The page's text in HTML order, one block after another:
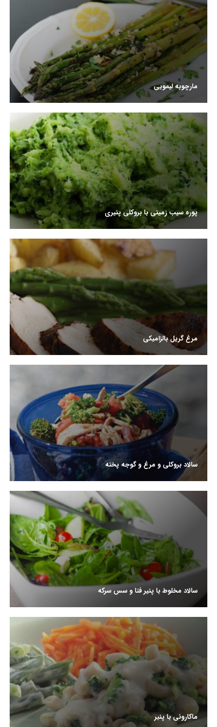
مارچوبه لیمویی
پوره سیب زمینی با بروکلی پنیری
مرغ گریل بالزامیکی
سالاد بروکلی و مرغ و گوجه پخته
سالاد مخلوط با پنیر فتا و سس سرکه
ماکارونی با پنیر